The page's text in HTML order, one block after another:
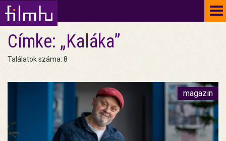
Címke: „Kaláka”
Találatok száma: 8
magazin